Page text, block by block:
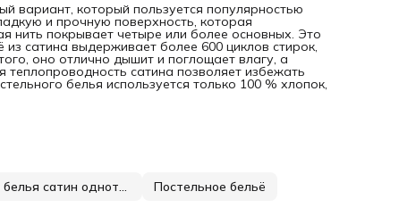
вариант, который пользуется популярностью
и прочную поверхность, которая
нить покрывает четыре или более основных. Это
сатина выдерживает более 600 циклов стирок,
оно отлично дышит и поглощает влагу, а
теплопроводность сатина позволяет избежать
белья используется только 100 % хлопок,
Комплект постельного белья сатин однотонный Постельное бельё